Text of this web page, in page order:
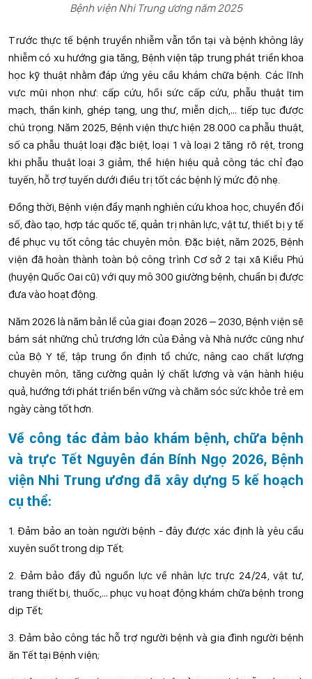
Bệnh viện Nhi Trung ương năm 2025
Trước thực tế bệnh truyền nhiễm vẫn tồn tại và bệnh không lây
nhiễm có xu hướng gia tăng, Bệnh viện tập trung phát triển khoa
học kỹ thuật nhằm đáp ứng yêu cầu khám chữa bệnh. Các lĩnh
vực mũi nhọn như: cấp cứu, hồi sức cấp cứu, phẫu thuật tim
mạch, thần kinh, ghép tạng, ung thư, miễn dịch,… tiếp tục được
chú trọng. Năm 2025, Bệnh viện thực hiện 28.000 ca phẫu thuật,
số ca phẫu thuật loại đặc biệt, loại 1 và loại 2 tăng rõ rệt, trong
khi phẫu thuật loại 3 giảm, thể hiện hiệu quả công tác chỉ đạo
tuyến, hỗ trợ tuyến dưới điều trị tốt các bệnh lý mức độ nhẹ.
Đồng thời, Bệnh viện đẩy mạnh nghiên cứu khoa học, chuyển đổi
số, đào tạo, hợp tác quốc tế, quản trị nhân lực, vật tư, thiết bị y tế
để phục vụ tốt công tác chuyên môn. Đặc biệt, năm 2025, Bệnh
viện đã hoàn thành toàn bộ công trình Cơ sở 2 tại xã Kiều Phú
(huyện Quốc Oai cũ) với quy mô 300 giường bệnh, chuẩn bị được
đưa vào hoạt động.
Năm 2026 là năm bản lề của giai đoạn 2026 – 2030, Bệnh viện sẽ
bám sát những chủ trương lớn của Đảng và Nhà nước cũng như
của Bộ Y tế, tập trung ổn định tổ chức, nâng cao chất lượng
chuyên môn, tăng cường quản lý chất lượng và vận hành hiệu
quả, hướng tới phát triển bền vững và chăm sóc sức khỏe trẻ em
ngày càng tốt hơn.
Về công tác đảm bảo khám bệnh, chữa bệnh
và trực Tết Nguyên đán Bính Ngọ 2026, Bệnh
viện Nhi Trung ương đã xây dựng 5 kế hoạch
cụ thể:
1. Đảm bảo an toàn người bệnh - đây được xác định là yêu cầu
xuyên suốt trong dịp Tết;
2. Đảm bảo đầy đủ nguồn lực về nhân lực trực 24/24, vật tư,
trang thiết bị, thuốc,… phục vụ hoạt động khám chữa bệnh trong
dịp Tết;
3. Đảm bảo công tác hỗ trợ người bệnh và gia đình người bệnh
ăn Tết tại Bệnh viện;